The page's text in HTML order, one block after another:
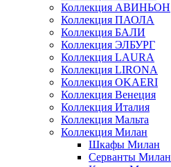
Коллекция АВИНЬОН
Коллекция ПАОЛА
Коллекция БАЛИ
Коллекция ЭЛБУРГ
Коллекция LAURA
Коллекция LIRONA
Коллекция OKAERI
Коллекция Венеция
Коллекция Италия
Коллекция Мальта
Коллекция Милан
Шкафы Милан
Серванты Милан